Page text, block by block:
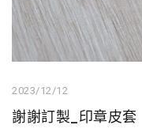
2023/12/12
謝謝訂製_印章皮套